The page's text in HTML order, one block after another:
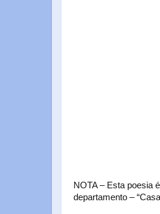
NOTA – Esta poesia
departamento –